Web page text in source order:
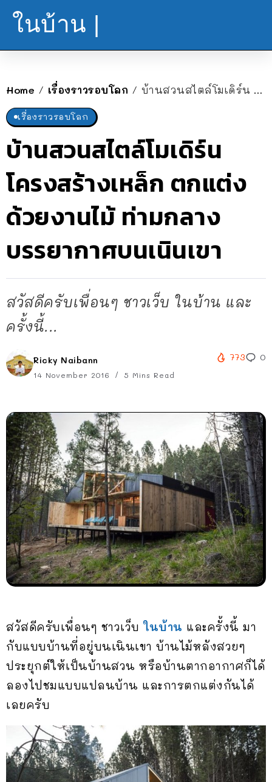
ในบ้าน |
Home / เรื่องราวรอบโลก / บ้านสวนสไตล์โมเดิร์น โครงสร้างเหล็ก ตกแต่งด้วยงานไม้ ท่ามกลางบรรยากาศบนเนินเขา
เรื่องราวรอบโลก
บ้านสวนสไตล์โมเดิร์น
โครงสร้างเหล็ก ตกแต่ง
ด้วยงานไม้ ท่ามกลาง
บรรยากาศบนเนินเขา
สวัสดีครับเพื่อนๆ ชาวเว็บ ในบ้าน และ
ครั้งนี้...
Ricky Naibann
14 November 2016 5 Mins Read
773 0
สวัสดีครับเพื่อนๆ ชาวเว็บในบ้าน และครั้งนี้ มา
กับแบบบ้านที่อยู่บนเนินเขา บ้านไม้หลังสวยๆ
ประยุกต์ให้เป็นบ้านสวน หรือบ้านตากอากาศก็ได้
ลองไปชมแบบแปลนบ้าน และการตกแต่งกันได้
เลยครับ